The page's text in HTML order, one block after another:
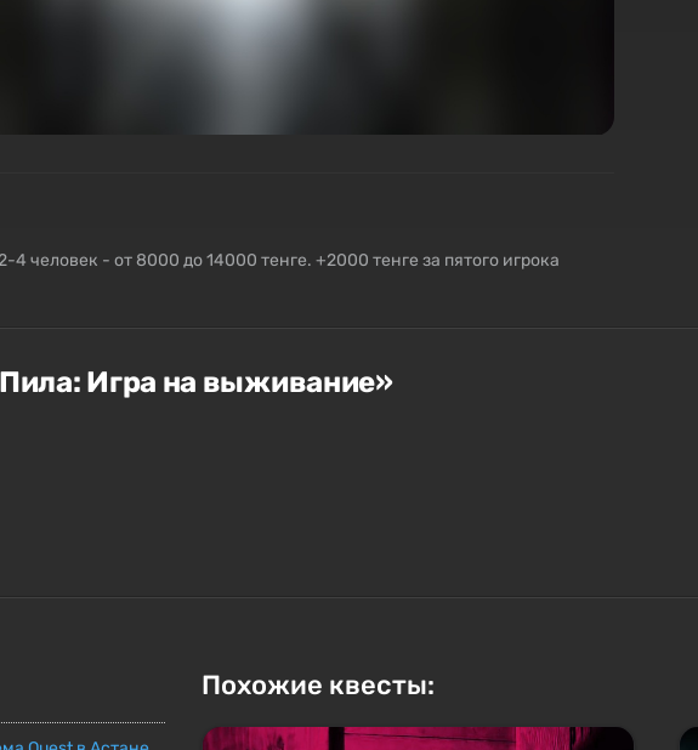
человек - от 8000 до 14000 тенге. +2000 тенге за пятого игрока
Игра на выживание»
Похожие квесты: